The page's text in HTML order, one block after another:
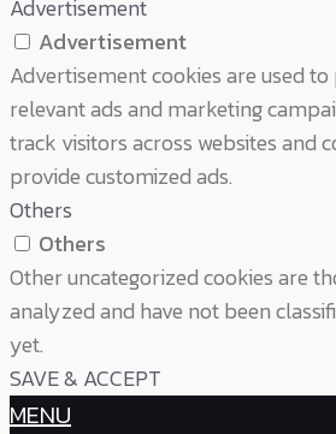
Advertisement
Advertisement
Advertisement cookies are used
relevant ads and marketing
track visitors across websites and
provide customized ads.
Others
Others
Other uncategorized cookies are
analyzed and have not been
yet.
SAVE & ACCEPT
MENU